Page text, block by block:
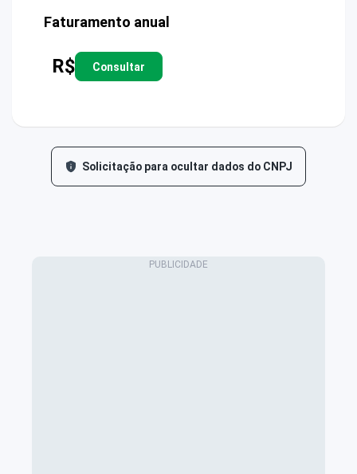
Faturamento anual
R$ Consultar
Solicitação para ocultar dados do CNPJ